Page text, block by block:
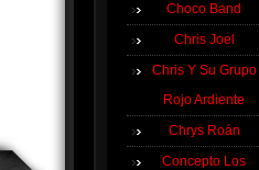
Choco Band
Chris Joel
Chris Y Su Grupo
Rojo Ardiente
Chrys Roán
Concepto Los